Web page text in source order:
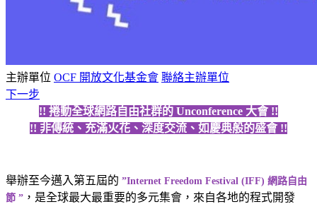
主辦單位 OCF 開放文化基金會 聯絡主辦單位
下一步
!! 捲動全球網路自由社群的 Unconference 大會 !!
!! 非傳統、充滿火花、深度交流、如慶典般的盛會 !!
舉辦至今邁入第五屆的 ”Internet Freedom Festival (IFF) 網路自由
節 ” ，是全球最大最重要的多元集會，來自各地的程式開發